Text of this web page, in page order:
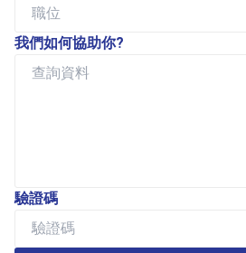
我們如何協助你?
驗證碼